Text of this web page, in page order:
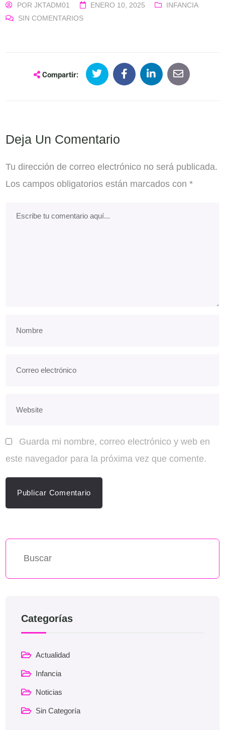
PORJKTADM01 ENERO 10, 2025
INFANCIA
SIN COMENTARIOS
Compartir:
Deja Un Comentario
Tu dirección de correo electrónico no será publicada.
Los campos obligatorios están marcados con*
Guarda mi nombre, correo electrónico y web en
este navegador para la próxima vez que comente.
Categorías
Actualidad
Infancia
Noticias
Sin Categoría